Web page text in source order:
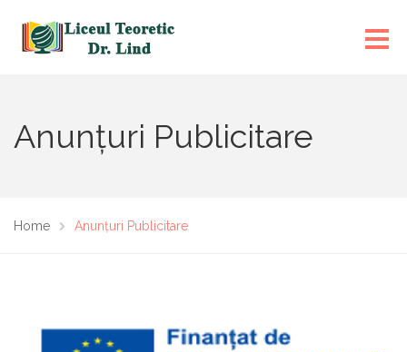
Anunțuri Publicitare
Home Anunțuri Publicitare